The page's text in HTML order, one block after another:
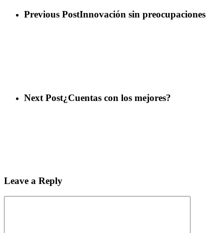
Previous PostInnovación sin preocupaciones
Next Post¿Cuentas con los mejores?
Leave a Reply